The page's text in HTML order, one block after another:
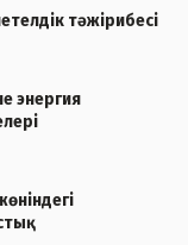
тәжірибесі
энергия